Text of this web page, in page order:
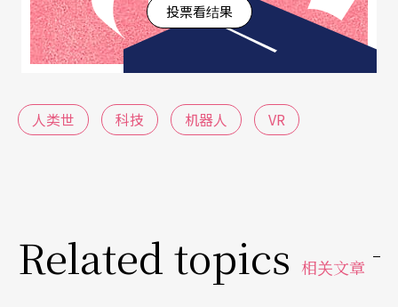
从后人类的角度来探讨表演艺术，可以从对技术物
的描述中来评析，当把整个环境（或是道具）视为
人机合体的身体视为一个「技术个体」，例如在表
用这样的观点来观看表演时，就不会仅仅只是从现
象学的描述来探讨身体的主体性（因为现象学还是
投票看结果
人类世 科技 机器人 VR
Related topics 相关文章